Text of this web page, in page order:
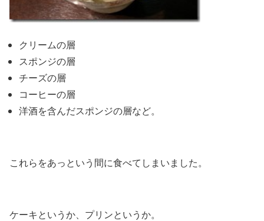
クリームの層
スポンジの層
チーズの層
コーヒーの層
洋酒を含んだスポンジの層など。
これらをあっという間に食べてしまいました。
ケーキというか、プリンというか。